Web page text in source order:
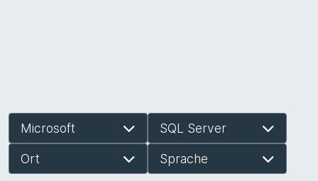
Microsoft SQL Server
Ort Sprache